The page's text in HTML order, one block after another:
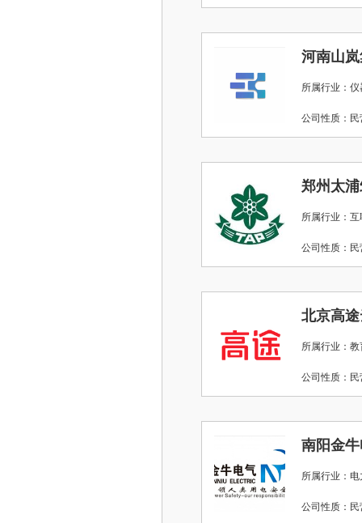
河南山
所属行业：
公司性质
郑州太
所属行业：
公司性质
北京高
所属行业：
公司性质
南阳金
所属行业：电
公司性质